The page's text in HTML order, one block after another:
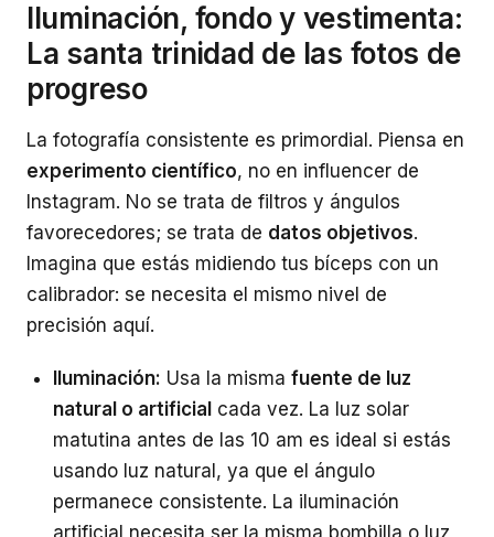
Iluminación, fondo y vestimenta:
La santa trinidad de las fotos de
progreso
La fotografía consistente es primordial. Piensa en
experimento científico, no en influencer de
Instagram. No se trata de filtros y ángulos
favorecedores; se trata de datos objetivos.
Imagina que estás midiendo tus bíceps con un
calibrador: se necesita el mismo nivel de
precisión aquí.
Iluminación: Usa la misma fuente de luz
natural o artificial cada vez. La luz solar
matutina antes de las 10 am es ideal si estás
usando luz natural, ya que el ángulo
permanece consistente. La iluminación